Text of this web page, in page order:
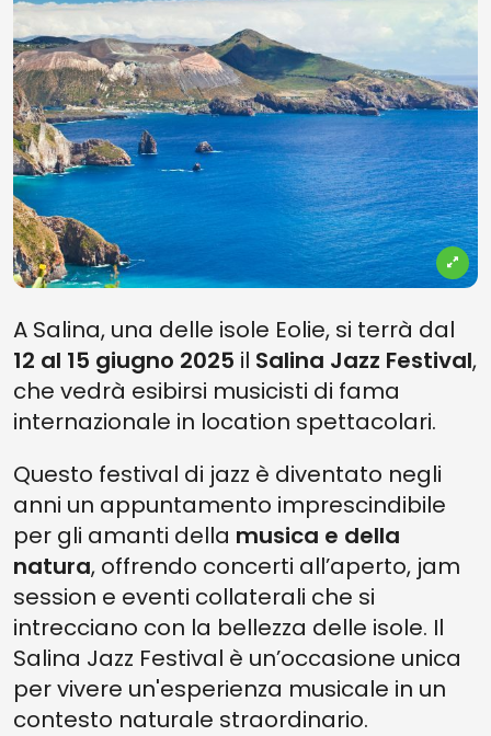
A Salina, una delle isole Eolie, si terrà dal
12 al 15 giugno 2025 il Salina Jazz Festival,
che vedrà esibirsi musicisti di fama
internazionale in location spettacolari.
Questo festival di jazz è diventato negli
anni un appuntamento imprescindibile
per gli amanti della musica e della
natura, offrendo concerti all’aperto, jam
session e eventi collaterali che si
intrecciano con la bellezza delle isole. Il
Salina Jazz Festival è un’occasione unica
per vivere un'esperienza musicale in un
contesto naturale straordinario.